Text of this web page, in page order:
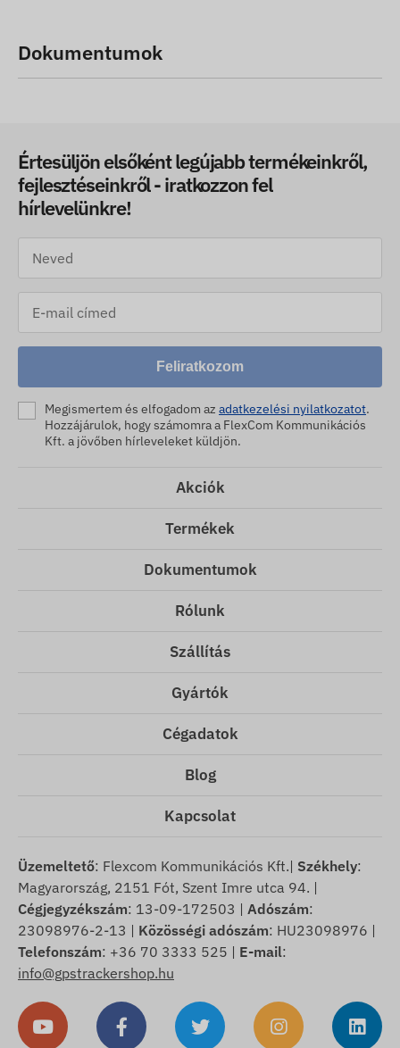
Dokumentumok
Értesüljön elsőként legújabb termékeinkről,
fejlesztéseinkről - iratkozzon fel
hírlevelünkre!
Feliratkozom
Megismertem és elfogadom az adatkezelési nyilatkozatot.
Hozzájárulok, hogy számomra a FlexCom Kommunikációs
Kft. a jövőben hírleveleket küldjön.
Akciók
Termékek
Dokumentumok
Rólunk
Szállítás
Gyártók
Cégadatok
Blog
Kapcsolat
Üzemeltető: Flexcom Kommunikációs Kft.| Székhely:
Magyarország, 2151 Fót, Szent Imre utca 94. |
Cégjegyzékszám: 13-09-172503 | Adószám:
23098976-2-13 | Közösségi adószám: HU23098976 |
Telefonszám: +36 70 3333 525 | E-mail:
info@gpstrackershop.hu